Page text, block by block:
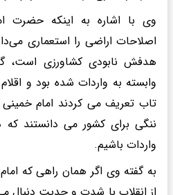
وی با اشاره به اینکه حضرت
اصلاحات اراضی را استعماری
هدفش نابودی کشاورزی است،
وابسته به واردات شده بود و
تاب تعریف می کردند امام
ننگی برای کشور می دانستند که
واردات باشیم.
به گفته وی اگر همان راهی که